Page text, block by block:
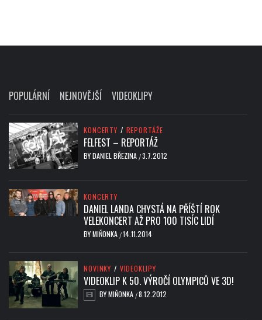
POPULÁRNÍ NEJNOVĚJŠÍ VIDEOKLIPY
KONCERTY / REPORTÁŽE
FELFEST – REPORTÁŽ
BYDANIEL BŘEZINA /3.7.2012
KONCERTY
DANIEL LANDA CHYSTÁ NA PŘÍŠTÍ ROK
VELEKONCERT AŽ PRO 100 TISÍC LIDÍ
BYMIŇONKA /14.11.2014
NOVINKY / VIDEOKLIPY
VIDEOKLIP K 50. VÝROČÍ OLYMPICŮ VE 3D!
BYMIŇONKA /8.12.2012